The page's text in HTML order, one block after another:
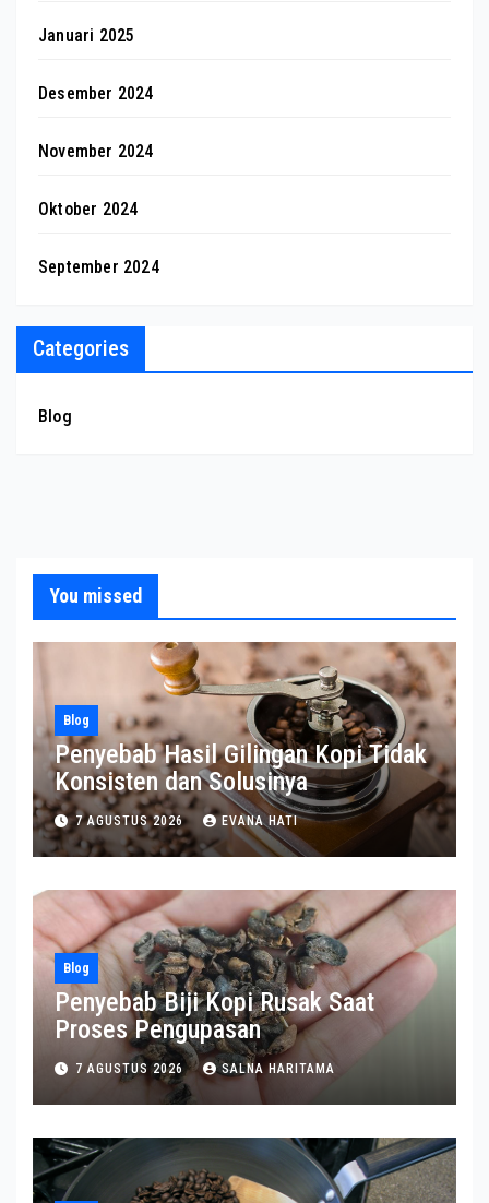
Januari 2025
Desember 2024
November 2024
Oktober 2024
September 2024
Categories
Blog
You missed
Blog
Penyebab Hasil Gilingan Kopi Tidak
Konsisten dan Solusinya
7 AGUSTUS 2026 EVANA HATI
Blog
Penyebab Biji Kopi Rusak Saat
Proses Pengupasan
7 AGUSTUS 2026 SALNA HARITAMA